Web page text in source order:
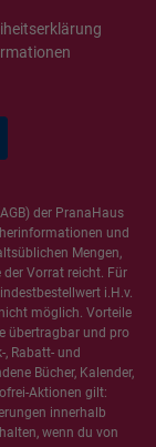
der PranaHaus
und
Mengen,
Vorrat reicht. Für
i.H.v.
möglich. Vorteile
übertragbar und pro
Rabatt- und
Bücher, Kalender,
Aktionen gilt:
innerhalb
wenn du von